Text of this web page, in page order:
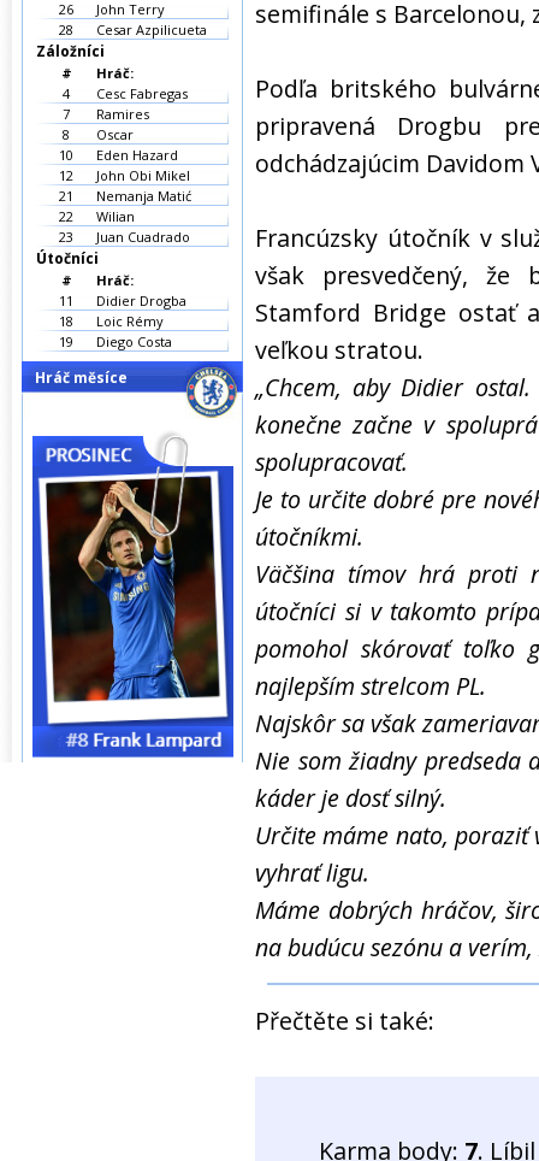
semifinále s
Podľa britského
pripravená Drogbu
odchádzajúcim Davidom
Francúzsky útočník v
však presvedčený,
Stamford Bridge ostať
veľkou stratou.
„Chcem, aby Didier
konečne začne v
spolupracovať.
Je to určite dobré pre
útočníkmi.
Väčšina tímov hrá proti
útočníci si v takomto
pomohol skórovať toľko
najlepším strelcom PL.
Najskôr sa však
Nie som žiadny predseda
káder je dosť silný.
Určite máme nato, poraziť
vyhrať ligu.
Máme dobrých hráčov,
na budúcu sezónu a verím,
Přečtěte si také:
Karma body: 7.
26
John Terry
28
Cesar Azpilicueta
Záložníci
#
Hráč:
4
Cesc Fabregas
7
Ramires
8
Oscar
10
Eden Hazard
12
John Obi Mikel
21
Nemanja Matić
22
Wilian
23
Juan Cuadrado
Útočníci
#
Hráč:
11
Didier Drogba
18
Loic Rémy
19
Diego Costa
Hráč měsíce